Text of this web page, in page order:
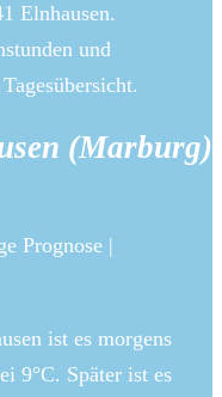
Elnhausen.
und
(Marburg)
Prognose |
ist es morgens
9°C. Später ist es